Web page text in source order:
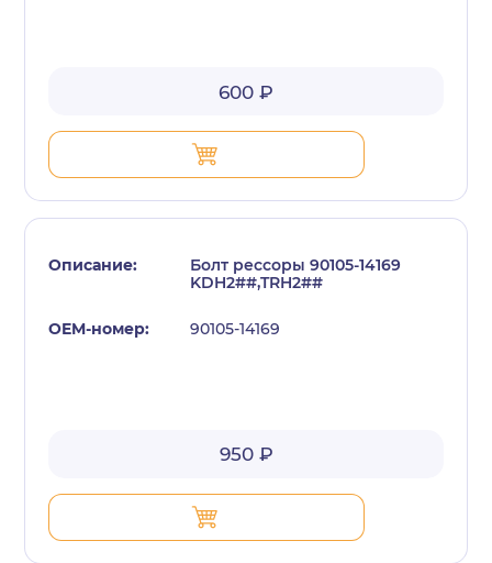
600 ₽
Болт рессоры 90105-14169
KDH2##,TRH2##
90105-14169
950 ₽